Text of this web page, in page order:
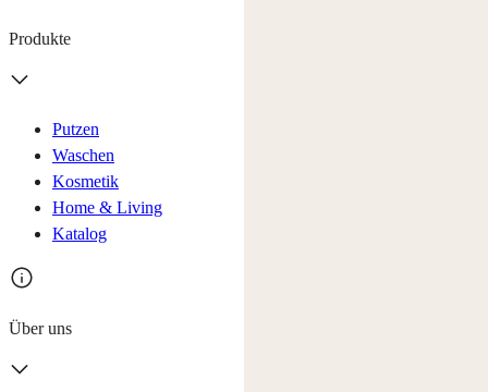
Produkte
Putzen
Waschen
Kosmetik
Home & Living
Katalog
Über uns